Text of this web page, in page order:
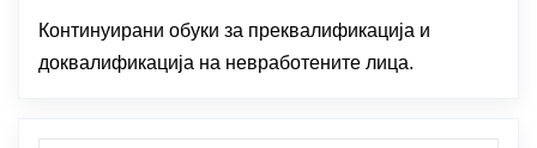
Континуирани обуки за преквалификација и
доквалификација на невработените лица.